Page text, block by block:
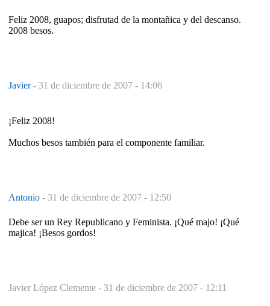
Feliz 2008, guapos; disfrutad de la montañica y del descanso.
2008 besos.
Javier- 31 de diciembre de 2007 - 14:06
¡Feliz 2008!
Muchos besos también para el componente familiar.
Antonio - 31 de diciembre de 2007 - 12:50
Debe ser un Rey Republicano y Feminista. ¡Qué majo! ¡Qué
majica! ¡Besos gordos!
Javier López Clemente - 31 de diciembre de 2007 - 12:11